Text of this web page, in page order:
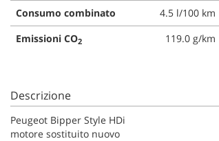
Consumo combinato
4.5 l/100 km
Emissioni CO2 119.0 g/km
Descrizione
Peugeot Bipper Style HDi
motore sostituito nuovo